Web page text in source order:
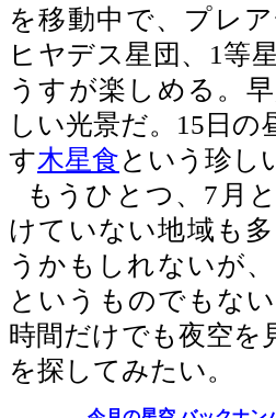
を移動中で、プレ
ヒヤデス星団、1等
うすが楽しめる。
しい光景だ。15日
す木星食という珍し
もうひとつ、7月
けていない地域も
うかもしれないが
というものでもな
時間だけでも夜空を
を探してみたい。